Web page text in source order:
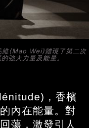
維(Mao Wei)體現了第二次
強大力量及能量。
，香檳
內在能量。對
蕩，激發引人